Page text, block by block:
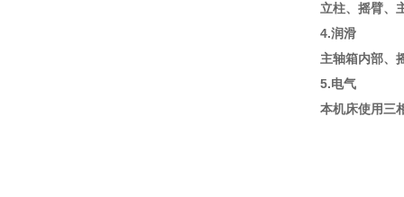
立柱、摇臂、
4.润滑
主轴箱内部、
5.电气
本机床使用三